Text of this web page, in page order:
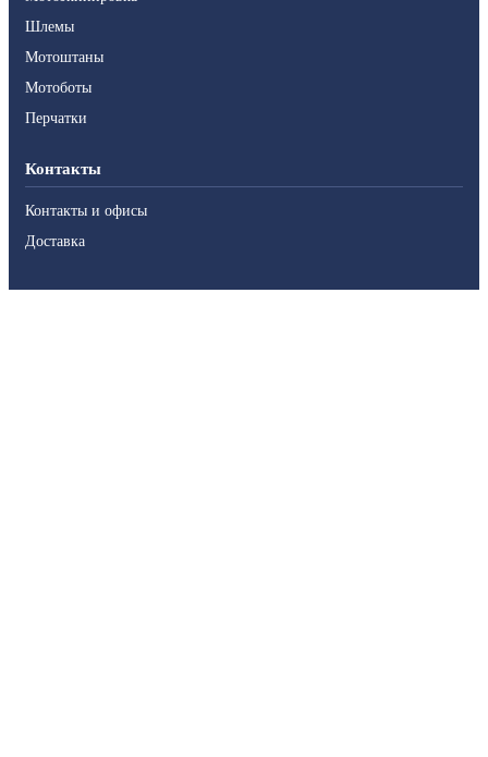
Шлемы
Мотоштаны
Мотоботы
Перчатки
Контакты
Контакты и офисы
Доставка